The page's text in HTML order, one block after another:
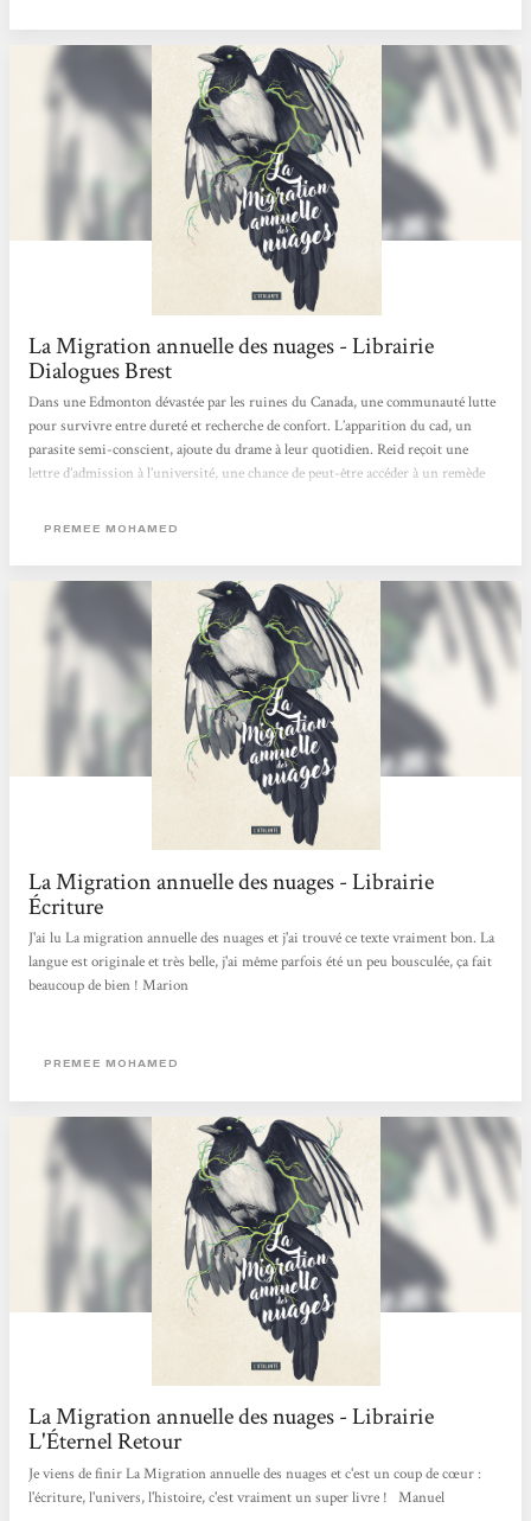
La Migration annuelle des nuages - Librairie
Dialogues Brest
Dans une Edmonton dévastée par les ruines du Canada, une communauté lutte
pour survivre entre dureté et recherche de confort. L’apparition du cad, un
parasite semi-conscient, ajoute du drame à leur quotidien. Reid reçoit une
lettre d’admission à l’université, une chance de peut-être accéder à un remède
texte est tellement percutant que j'en suis bouleversé. Droits reproductifs, accès
dérèglement et catastrophes...
PREMEE MOHAMED
La Migration annuelle des nuages - Librairie
Écriture
J'ai lu La migration annuelle des nuages et j'ai trouvé ce texte vraiment bon. La
langue est originale et très belle, j'ai même parfois été un peu bousculée, ça fait
beaucoup de bien ! Marion
PREMEE MOHAMED
La Migration annuelle des nuages - Librairie
L'Éternel Retour
Je viens de finir La Migration annuelle des nuages et c'est un coup de cœur :
l'écriture, l'univers, l'histoire, c'est vraiment un super livre ! Manuel